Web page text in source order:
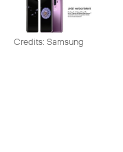
Credits: Samsung